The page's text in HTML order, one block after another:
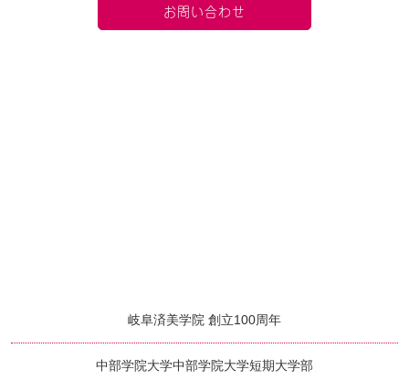
お問い合わせ
岐阜済美学院 創立100周年
中部学院大学中部学院大学短期大学部